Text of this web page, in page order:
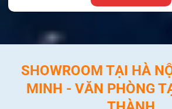
SHOWROOM TẠI HÀ
MINH - VĂN PHÒNG